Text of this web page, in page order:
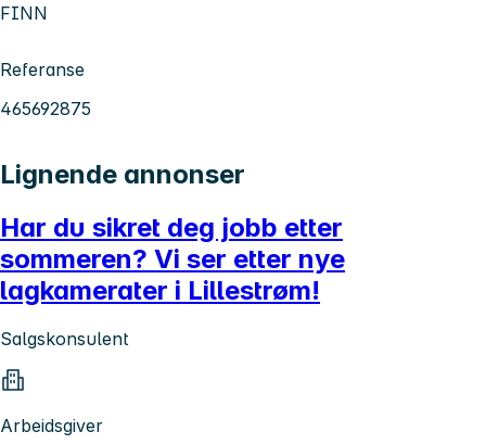
FINN
Referanse
465692875
Lignende annonser
Har du sikret deg jobb etter
sommeren? Vi ser etter nye
lagkamerater i Lillestrøm!
Salgskonsulent
Arbeidsgiver